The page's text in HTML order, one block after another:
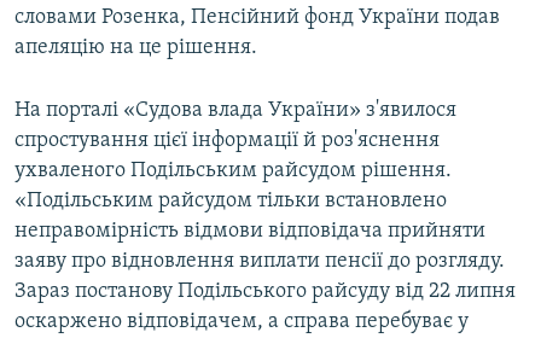
словами Розенка, Пенсійний фонд України подав
апеляцію на це рішення.
На порталі «Судова влада України» з'явилося
спростування цієї інформації й роз'яснення
ухваленого Подільським райсудом рішення.
«Подільським райсудом тільки встановлено
неправомірність відмови відповідача прийняти
заяву про відновлення виплати пенсії до розгляду.
Зараз постанову Подільського райсуду від 22 липня
оскаржено відповідачем, а справа перебуває у